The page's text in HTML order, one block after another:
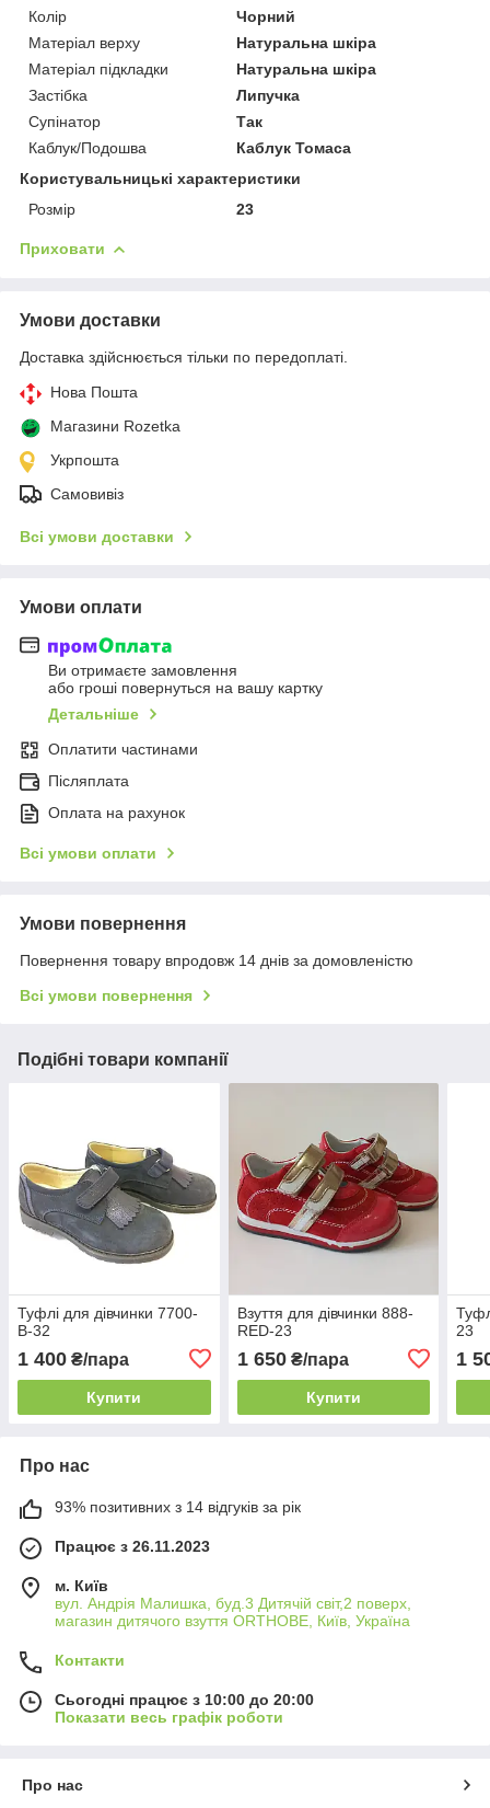
Колір
Чорний
Матеріал верху
Натуральна шкіра
Матеріал підкладки
Натуральна шкіра
Застібка
Липучка
Супінатор
Так
Каблук/Подошва
Каблук Томаса
Користувальницькі характеристики
Розмір
23
Приховати
Умови доставки
Доставка здійснюється тільки по передоплаті.
Нова Пошта
Магазини Rozetka
Укрпошта
Самовивіз
Всі умови доставки
Умови оплати
Ви отримаєте замовлення
або гроші повернуться на вашу картку
Детальніше
Оплатити частинами
Післяплата
Оплата на рахунок
Всі умови оплати
Умови повернення
Повернення товару впродовж 14 днів за домовленістю
Всі умови повернення
Подібні товари компанії
Туфлі для дівчинки 7700-
B-32
1 400 ₴/пара
Купити
Взуття для дівчинки 888-
RED-23
1 650₴/пара
Купити
23
1
Про нас
93% позитивних з 14 відгуків за рік
Працює з 26.11.2023
м. Київ
вул. Андрія Малишка, буд.3 Дитячій світ,2 поверх,
магазин дитячого взуття ORTHOBE, Київ, Україна
Контакти
Сьогодні працює з 10:00 до 20:00
Показати весь графік роботи
Про нас